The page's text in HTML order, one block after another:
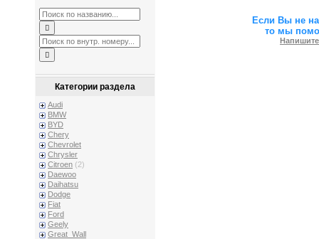
Категории раздела
Audi
BMW
BYD
Chery
Chevrolet
Chrysler
Citroen (2)
Daewoo
Daihatsu
Dodge
Fiat
Ford
Geely
Great_Wall
Если Вы не
то мы